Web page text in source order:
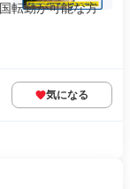
転勤が可能な方
気になる